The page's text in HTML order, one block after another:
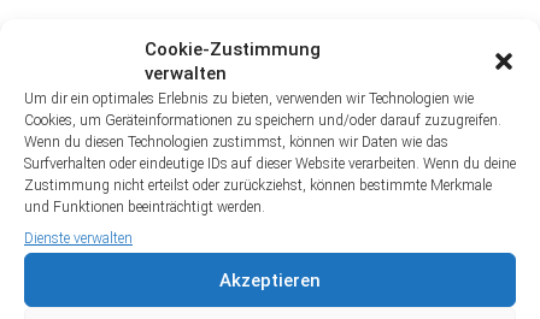
Cookie-Zustimmung
verwalten
Um dir ein optimales Erlebnis zu bieten, verwenden wir Technologien wie
Cookies, um Geräteinformationen zu speichern und/oder darauf zuzugreifen.
Wenn du diesen Technologien zustimmst, können wir Daten wie das
Surfverhalten oder eindeutige IDs auf dieser Website verarbeiten. Wenn du deine
Zustimmung nicht erteilst oder zurückziehst, können bestimmte Merkmale
und Funktionen beeinträchtigt werden.
Dienste verwalten
Akzeptieren